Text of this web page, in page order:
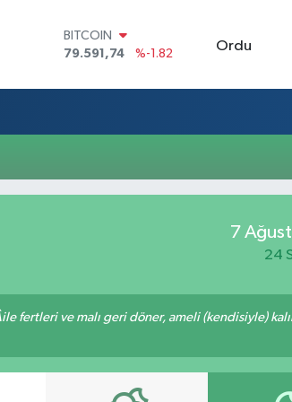
BITCOIN
79.591,74
%-1.82
45,43620
%0.02
G.ALTIN
6862,09000
%0.19
Ordu
7
24
fertleri ve malı geri döner, ameli (kendisiyle)